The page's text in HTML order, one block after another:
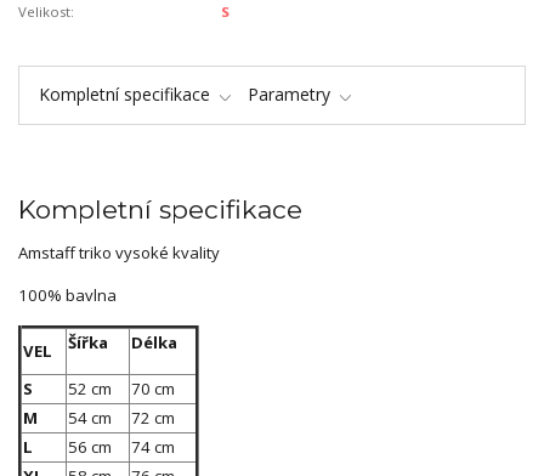
Velikost:
S
Kompletní specifikace Parametry
Kompletní specifikace
Amstaff triko vysoké kvality
100% bavlna
VEL Šířka Délka
S 52 cm
70 cm
M
54 cm
72 cm
L
56 cm
74 cm